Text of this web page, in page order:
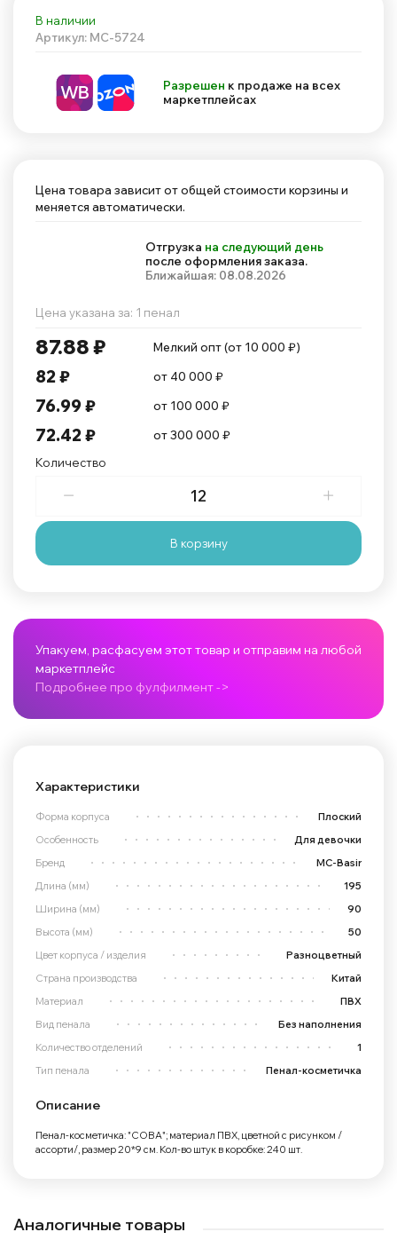
В наличии
Артикул: MC-5724
Разрешен к продаже на всех
маркетплейсах
Цена товара зависит от общей стоимости корзины и
меняется автоматически.
Отгрузка на следующий день
после оформления заказа.
Ближайшая: 08.08.2026
Цена указана за: 1 пенал
87.88 ₽ Мелкий опт (от 10 000 ₽)
82 ₽ от 40 000 ₽
76.99 ₽ от 100 000 ₽
72.42 ₽
от 300 000 ₽
Количество
В корзину
Упакуем, расфасуем этот товар и отправим на любой
маркетплейс
Подробнее про фулфилмент ->
Характеристики
Форма корпуса
Плоский
Особенность
Для девочки
Бренд
MC-Basir
Длина (мм)
195
Ширина (мм)
90
Высота (мм)
50
Цвет корпуса / изделия
Разноцветный
Страна производства
Китай
Материал
ПВХ
Вид пенала
Без наполнения
Количество отделений
1
Тип пенала
Пенал-косметичка
Описание
Пенал-косметичка: "СОВА"; материал ПВХ, цветной с рисунком /
ассорти/, размер 20*9 см. Кол-во штук в коробке: 240 шт.
Аналогичные товары